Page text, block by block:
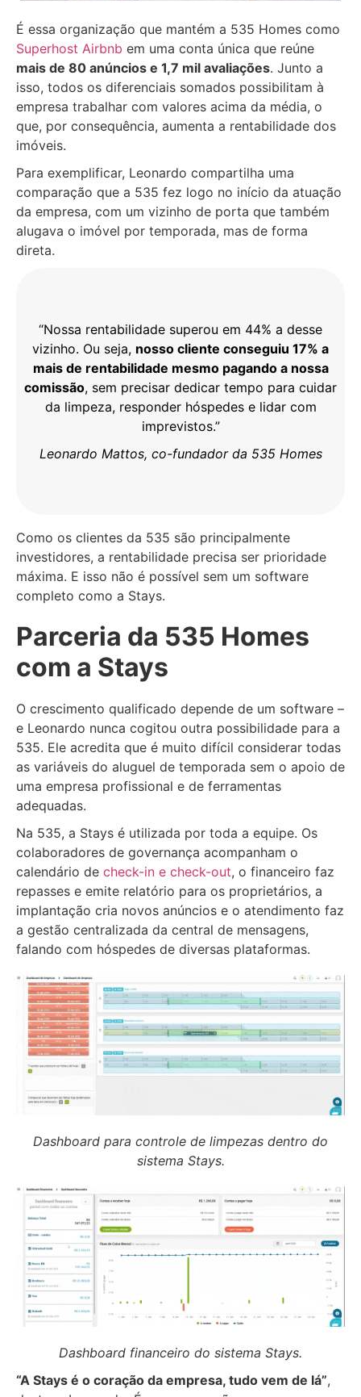
É essa organização que mantém a 535 Homes como
Superhost Airbnb em uma conta única que reúne
mais de 80 anúncios e 1,7 mil avaliações. Junto a
isso, todos os diferenciais somados possibilitam à
empresa trabalhar com valores acima da média, o
que, por consequência, aumenta a rentabilidade dos
imóveis.
Para exemplificar, Leonardo compartilha uma
comparação que a 535 fez logo no início da atuação
da empresa, com um vizinho de porta que também
alugava o imóvel por temporada, mas de forma
direta.
“Nossa rentabilidade superou em 44% a desse
vizinho. Ou seja, nosso cliente conseguiu 17% a
mais de rentabilidade mesmo pagando a nossa
comissão, sem precisar dedicar tempo para cuidar
da limpeza, responder hóspedes e lidar com
imprevistos.”
Leonardo Mattos, co-fundador da 535 Homes
Como os clientes da 535 são principalmente
investidores, a rentabilidade precisa ser prioridade
máxima. E isso não é possível sem um software
completo como a Stays.
Parceria da 535 Homes
com a Stays
O crescimento qualificado depende de um software –
e Leonardo nunca cogitou outra possibilidade para a
535. Ele acredita que é muito difícil considerar todas
as variáveis do aluguel de temporada sem o apoio de
uma empresa profissional e de ferramentas
adequadas.
Na 535, a Stays é utilizada por toda a equipe. Os
colaboradores de governança acompanham o
calendário de check-in e check-out, o financeiro faz
repasses e emite relatório para os proprietários, a
implantação cria novos anúncios e o atendimento faz
a gestão centralizada da central de mensagens,
falando com hóspedes de diversas plataformas.
Dashboard para controle de limpezas dentro do
sistema Stays.
Dashboard financeiro do sistema Stays.
“A Stays é o coração da empresa, tudo vem de lá”,